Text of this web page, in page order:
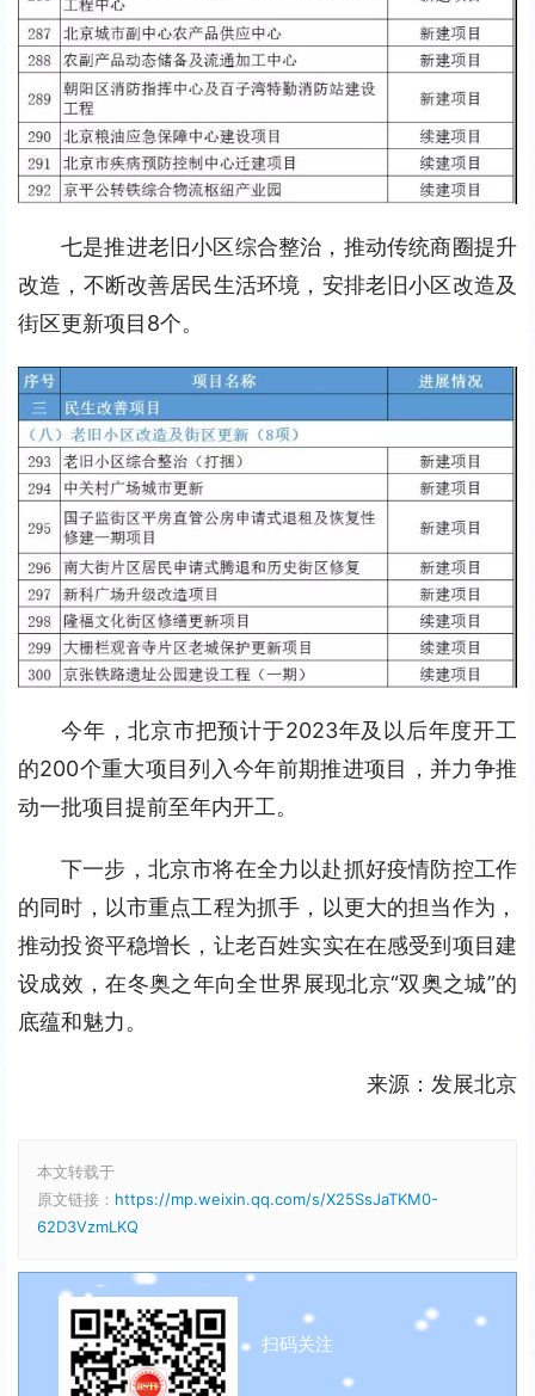
七是推进老旧小区综合整治，推动传统商圈提升
改造，不断改善居民生活环境，安排老旧小区改造及
街区更新项目8个。
今年，北京市把预计于2023年及以后年度开工
的200个重大项目列入今年前期推进项目，并力争推
动一批项目提前至年内开工。
下一步，北京市将在全力以赴抓好疫情防控工作
的同时，以市重点工程为抓手，以更大的担当作为，
推动投资平稳增长，让老百姓实实在在感受到项目建
设成效，在冬奥之年向全世界展现北京“双奥之城”的
底蕴和魅力。
来源：发展北京
本文转载于
原文链接： https://mp.weixin.qq.com/s/X25SsJaTKM0-
62D3VzmLKQ
扫码关注